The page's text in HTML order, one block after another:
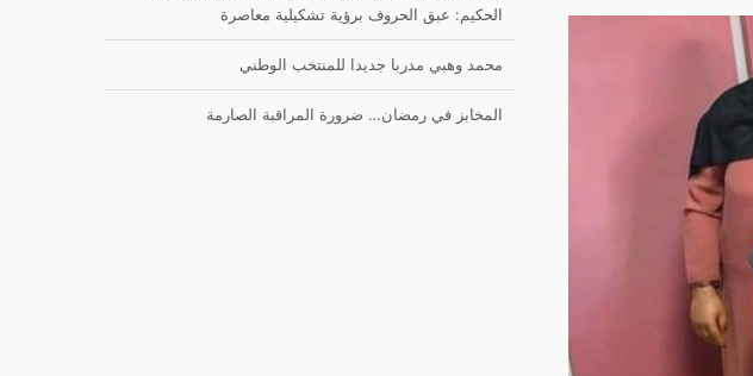
الحكيم: عبق الحروف برؤية تشكيلية معاصرة
محمد وهبي مدربا جديدا للمنتخب الوطني
المخابز في رمضان… ضرورة المراقبة الصارمة